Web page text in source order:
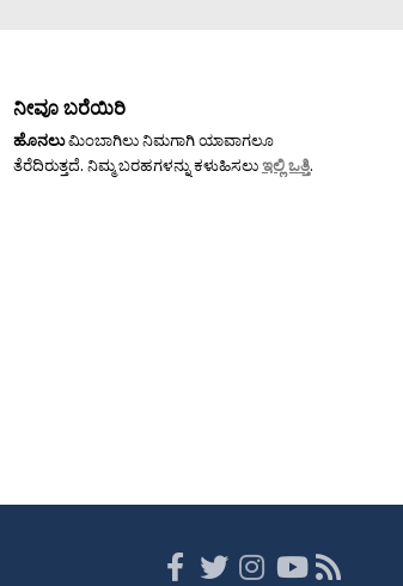
ನೀವೂ ಬರೆಯಿರಿ
ಹೊನಲುಮಿಂಬಾಗಿಲು ನಿಮಗಾಗಿ ಯಾವಾಗಲೂ
ತೆರೆದಿರುತ್ತದೆ. ನಿಮ್ಮ ಬರಹಗಳನ್ನು ಕಳುಹಿಸಲುಇಲ್ಲಿ ಒತ್ತಿ.